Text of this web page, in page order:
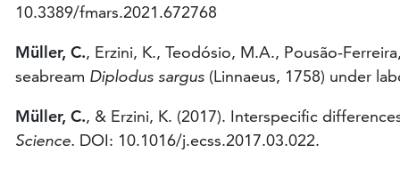
10.3389/fmars.2021.672768
Müller, C., Erzini, K., Teodósio, M.A., Pousão-
seabream Diplodus sargus(Linnaeus, 1758) under
Müller, C., & Erzini, K. (2017). Interspecific
Science. DOI: 10.1016/j.ecss.2017.03.022.